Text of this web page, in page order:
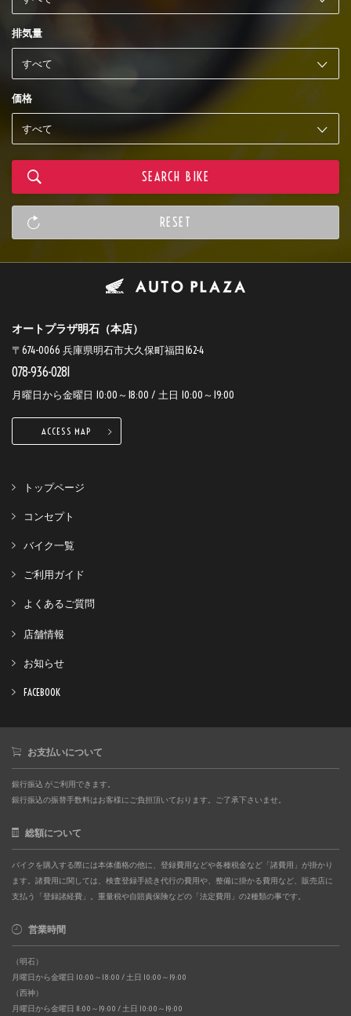
排気量
価格
オートプラザ明石（本店）
〒674-0066 兵庫県明石市大久保町福田162-4
078-936-0281
月曜日から金曜日 10:00～18:00 / 土日 10:00～19:00
ACCESS MAP
トップページ
コンセプト
バイク一覧
ご利用ガイド
よくあるご質問
店舗情報
お知らせ
FACEBOOK
お支払いについて
銀行振込 がご利用できます。
銀行振込の振替手数料はお客様にご負担頂いております。ご了承下さいませ。
総額について
バイクを購入する際には本体価格の他に、登録費用などや各種税金など「諸費用」が掛かり
ます。諸費用に関しては、検査登録手続き代行の費用や、整備に掛かる費用など、販売店に
支払う「登録諸経費」。重量税や自賠責保険などの「法定費用」の2種類の事です。
営業時間
（明石）
月曜日から金曜日 10:00～18:00 / 土日 10:00～19:00
（西神）
月曜日から金曜日 11:00～19:00 / 土日 10:00～19:00